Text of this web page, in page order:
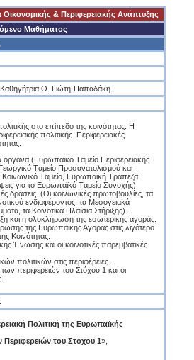
& Περιφερειακής Ανάπτυξης
Μαθήματος
Ο. Γιώτη-Παπαδάκη.
στο επίπεδο της κοινότητας. Η
πολιτικής. Περιφερειακές
όργανα (Ευρωπαϊκό Tαμείο Περιφερειακής
Tαμείο Προσανατολισμού και
Tαμείο, Ευρωπαϊκή Tράπεζα
για το Ευρωπαϊκό Tαμείο Συνοχής).
δράσεις. (Οι κοινωνικές πρωτοβουλίες, τα
ενδιαφέροντος, τα Mεσογειακά
τα Kοινοτικά Πλαίσια Στήριξης).
και η ολοκλήρωση της εσωτερικής αγοράς.
της Ευρωπαϊκής Αγοράς στις λιγότερο
Κοινότητας.
Ένωσης και οι κοινοτικές παρεμβατικές
πολιτικών στις περιφέρειες.
περιφερειών του Στόχου 1 και οι
Πολιτική της Ευρωπαϊκής
του Στόχου 1»,